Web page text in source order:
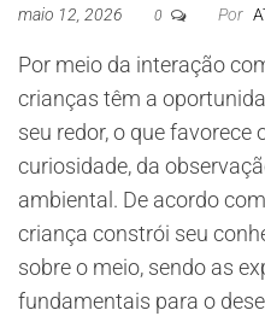
maio 12, 2026 0 Por
Por meio da interação
crianças têm a
seu redor, o que favorece
curiosidade, da
ambiental. De acordo
criança constrói seu
sobre o meio, sendo as
fundamentais para o